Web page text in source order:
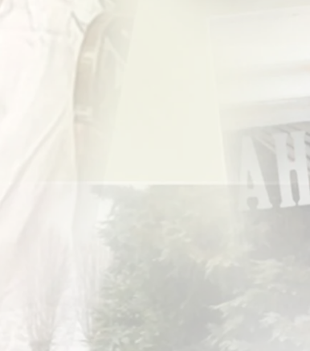
таких доселе неприкосновенных дисциплин, как
и карательная медицина (см. резкий и
и страны реально существует пока только в
стихия которого – жаркие анонсы и
трёх цыганских ансамблей».
пример» может оказаться не менее
было? И им позволят? А как же мы? Мы ведь во
и пойдут чинить собственный велосипед?
от великой и ужасной «толерантности».
как перевязь Портоса – с фасадов, не с тылов.
препонами «правового государства»